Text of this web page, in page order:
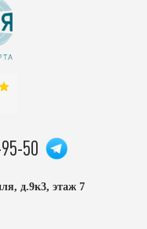
50
д.9к3, этаж 7